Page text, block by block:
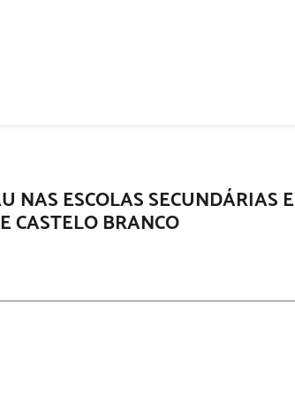
NAS ESCOLAS SECUNDÁRIAS E
CASTELO BRANCO